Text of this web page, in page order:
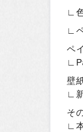
∟
∟
ペ
壁
∟
そ
∟